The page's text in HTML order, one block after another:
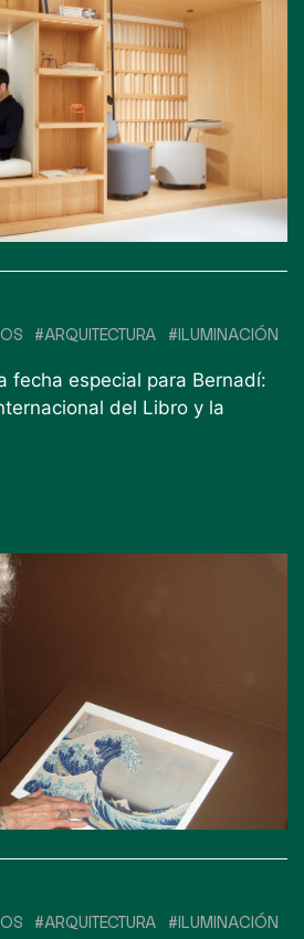
#ARQUITECTURA #ILUMINACIÓN
fecha especial para Bernadí:
del Libro y la
#ARQUITECTURA #ILUMINACIÓN